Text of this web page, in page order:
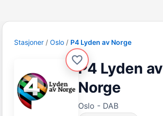
Stasjoner Oslo P4 Lyden av Norge
P4 Lyden av
Norge
Oslo - DAB